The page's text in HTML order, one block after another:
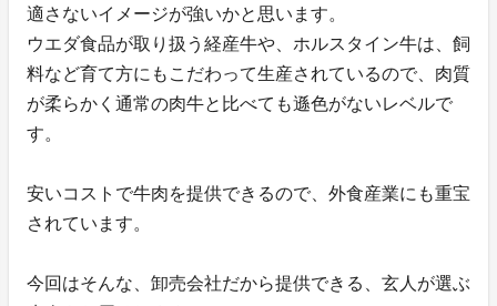
適さないイメージが強いかと思います。
ウエダ食品が取り扱う経産牛や、ホルスタイン牛は、飼
料など育て方にもこだわって生産されているので、肉質
が柔らかく通常の肉牛と比べても遜色がないレベルで
す。
安いコストで牛肉を提供できるので、外食産業にも重宝
されています。
今回はそんな、卸売会社だから提供できる、玄人が選ぶ